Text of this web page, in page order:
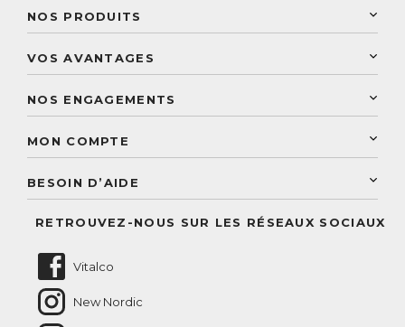
NOS PRODUITS
Laboratoire Landais
Découvrez le catalogue
VOS AVANTAGES
Paiement sécurisé
Conseils personnalisés
NOS ENGAGEMENTS
Conseil personnalisé
MON COMPTE
BESOIN D’AIDE
RETROUVEZ-NOUS SUR LES RÉSEAUX SOCIAUX
Vitalco
New Nordic